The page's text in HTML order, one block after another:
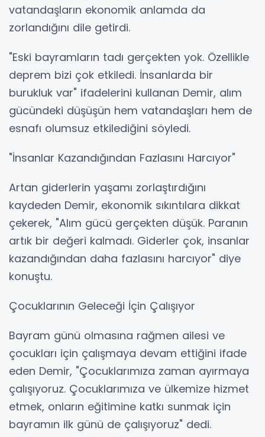
vatandaşların ekonomik anlamda da
zorlandığını dile getirdi.
"Eski bayramların tadı gerçekten yok. Özellikle
deprem bizi çok etkiledi. İnsanlarda bir
burukluk var" ifadelerini kullanan Demir, alım
gücündeki düşüşün hem vatandaşları hem de
esnafı olumsuz etkilediğini söyledi.
"İnsanlar Kazandığından Fazlasını Harcıyor"
Artan giderlerin yaşamı zorlaştırdığını
kaydeden Demir, ekonomik sıkıntılara dikkat
çekerek, "Alım gücü gerçekten düşük. Paranın
artık bir değeri kalmadı. Giderler çok, insanlar
kazandığından daha fazlasını harcıyor" diye
konuştu.
Çocuklarının Geleceği İçin Çalışıyor
Bayram günü olmasına rağmen ailesi ve
çocukları için çalışmaya devam ettiğini ifade
eden Demir, "Çocuklarımıza zaman ayırmaya
çalışıyoruz. Çocuklarımıza ve ülkemize hizmet
etmek, onların eğitimine katkı sunmak için
bayramın ilk günü de çalışıyoruz" dedi.